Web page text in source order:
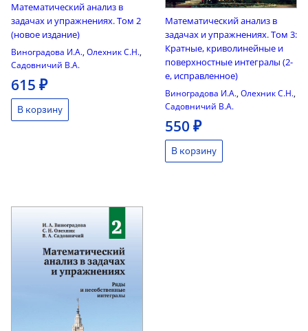
Математический анализ в
задачах и упражнениях. Том 2
(новое издание)
Виноградова И.А.,Олехник С.Н.,
Садовничий В.А.
615 ₽
Математический анализ в
задачах и упражнениях. Том 3:
Кратные, криволинейные и
поверхностные интегралы (2-
е, исправленное)
Виноградова И.А.,Олехник С.Н.,
Садовничий В.А.
550 ₽